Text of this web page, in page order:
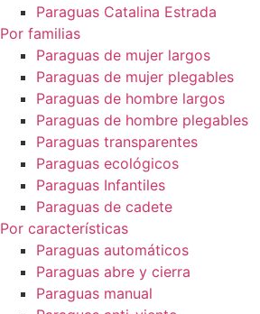
Paraguas Catalina Estrada
Por familias
Paraguas de mujer largos
Paraguas de mujer plegables
Paraguas de hombre largos
Paraguas de hombre plegables
Paraguas transparentes
Paraguas ecológicos
Paraguas Infantiles
Paraguas de cadete
Por características
Paraguas automáticos
Paraguas abre y cierra
Paraguas manual